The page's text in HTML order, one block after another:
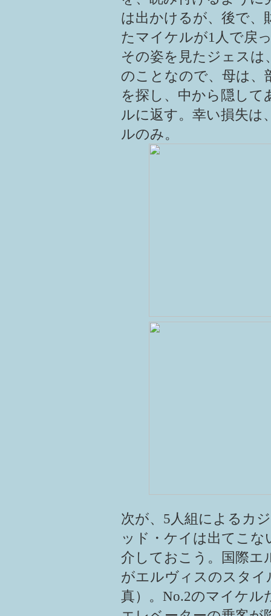
は出かけるが、後で、
たマイケルが1人で戻
その姿を見たジェスは
のことなので、母は、
を探し、中から隠して
ルに返す。幸い損失は
ルのみ。
次が、5人組によるカ
ッド・ケイは出てこ
介しておこう。国際エ
がエルヴィスのスタイ
真）。No.2のマイケル